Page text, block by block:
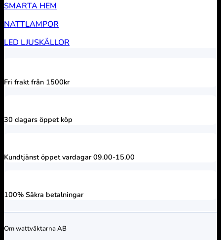
SMARTA HEM
NATTLAMPOR
LED LJUSKÄLLOR
Fri frakt från 1500kr
30 dagars öppet köp
Kundtjänst öppet vardagar 09.00-15.00
100% Säkra betalningar
Om wattväktarna AB